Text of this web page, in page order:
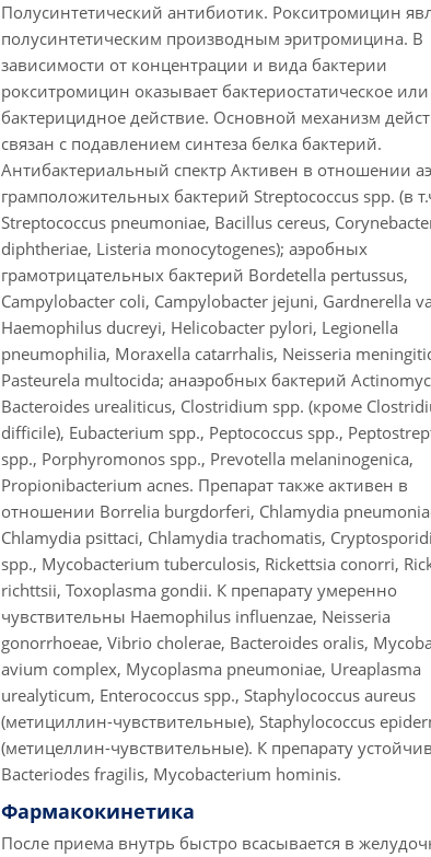
Полусинтетический антибиотик. Рокситромицин
полусинтетическим производным эритромицина. В
зависимости от концентрации и вида бактерии
рокситромицин оказывает бактериостатическое или
бактерицидное действие. Основной механизм
связан с подавлением синтеза белка бактерий.
Антибактериальный спектр Активен в отношении
грамположительных бактерий Streptococcus spp. (в
Streptococcus pneumoniae, Bacillus cereus,
diphtheriae, Listeria monocytogenes); аэробных
грамотрицательных бактерий Bordetella pertussus,
Campylobacter coli, Campylobacter jejuni, Gardnerella
Haemophilus ducreyi, Helicobacter pylori, Legionella
pneumophilia, Moraxella catarrhalis, Neisseria
Pasteurela multocida; анаэробных бактерий
Bacteroides urealiticus, Clostridium spp. (кроме
difficile), Eubacterium spp., Peptococcus spp.,
spp., Porphyromonos spp., Prevotella melaninogenica,
Propionibacterium acnes. Препарат также активен в
отношении Borrelia burgdorferi, Chlamydia
Chlamydia psittaci, Chlamydia trachomatis,
spp., Mycobacterium tuberculosis, Rickettsia conorri,
richttsii, Toxoplasma gondii. К препарату умеренно
чувствительны Haemophilus influenzae, Neisseria
gonorrhoeae, Vibrio cholerae, Bacteroides oralis,
avium complex, Mycoplasma pneumoniae, Ureaplasma
urealyticum, Enterococcus spp., Staphylococcus aureus
(метициллин-чувствительные), Staphylococcus
(метицеллин-чувствительные). К препарату
Bacteriodes fragilis, Mycobacterium hominis.
Фармакокинетика
После приема внутрь быстро всасывается в